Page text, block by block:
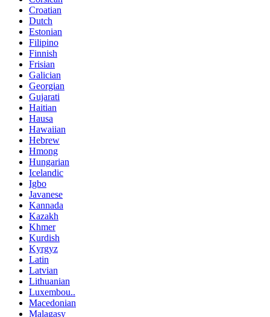
Croatian
Dutch
Estonian
Filipino
Finnish
Frisian
Galician
Georgian
Gujarati
Haitian
Hausa
Hawaiian
Hebrew
Hmong
Hungarian
Icelandic
Igbo
Javanese
Kannada
Kazakh
Khmer
Kurdish
Kyrgyz
Latin
Latvian
Lithuanian
Luxembou..
Macedonian
Malagasy